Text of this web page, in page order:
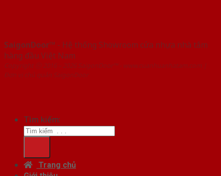
SaigonDoor™ - Hệ thống Showroom cửa nhựa nhà tắm
hàng đầu Việt Nam
Copyright ⓒ 2016 – 2026 SaigonDoor™ - www.cuanhuanhatam.com |
Đơn vị chủ quản SaigonDoor
Tìm kiếm:
Trang chủ